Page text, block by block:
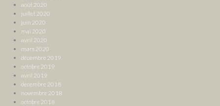
août 2020
juillet 2020
juin 2020
mai 2020
avril 2020
mars 2020
décembre 2019
octobre 2019
avril 2019
décembre 2018
novembre 2018
octobre 2018